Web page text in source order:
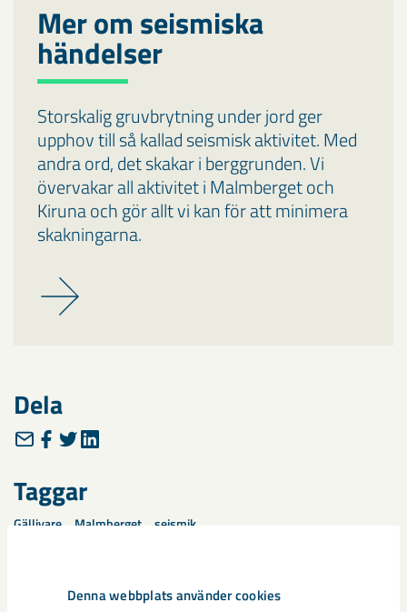
Denna webbplats använder cookies
Mer om seismiska
händelser
Storskalig gruvbrytning under jord ger
upphov till så kallad seismisk aktivitet. Med
andra ord, det skakar i berggrunden. Vi
övervakar all aktivitet i Malmberget och
Kiruna och gör allt vi kan för att minimera
skakningarna.
Dela
Taggar
Gällivare Malmberget seismik